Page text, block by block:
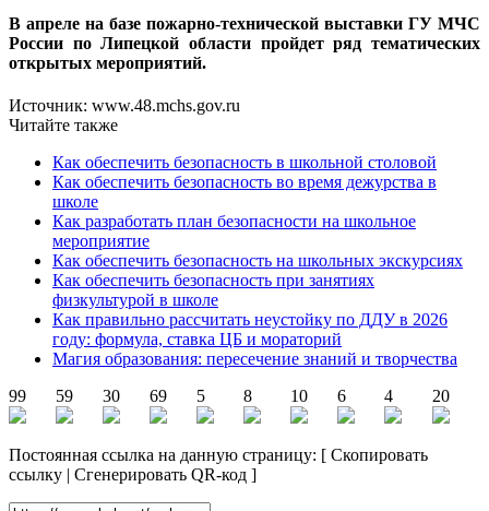
В апреле на базе пожарно-технической выставки ГУ МЧС
России по Липецкой области пройдет ряд тематических
открытых мероприятий.
Источник: www.48.mchs.gov.ru
Читайте также
Как обеспечить безопасность в школьной столовой
Как обеспечить безопасность во время дежурства в
школе
Как разработать план безопасности на школьное
мероприятие
Как обеспечить безопасность на школьных экскурсиях
Как обеспечить безопасность при занятиях
физкультурой в школе
Как правильно рассчитать неустойку по ДДУ в 2026
году: формула, ставка ЦБ и мораторий
Магия образования: пересечение знаний и творчества
99
59 30 69 5 8 10 6 4 20
Постоянная ссылка на данную страницу: [ Скопировать
ссылку | Сгенерировать QR-код ]